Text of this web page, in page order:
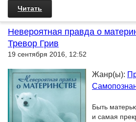
Читать
Невероятная правда о
Тревор Грив
19 сентября 2016, 12:52
Жанр(ы):
Быть
и самая